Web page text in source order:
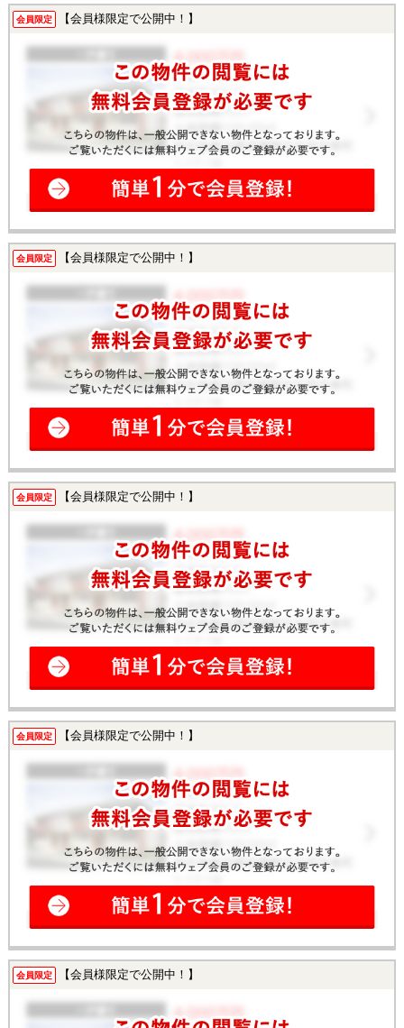
会員限定 【会員様限定で公開中！】
会員限定 【会員様限定で公開中！】
会員限定 【会員様限定で公開中！】
会員限定 【会員様限定で公開中！】
会員限定 【会員様限定で公開中！】